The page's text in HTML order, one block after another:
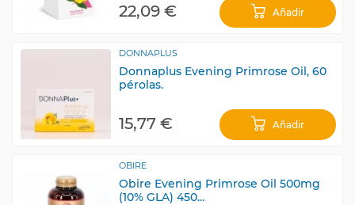
22,09 € Añadir
DONNAPLUS
Donnaplus Evening Primrose Oil, 60
pérolas.
15,77 € Añadir
OBIRE
Obire Evening Primrose Oil 500mg
(10% GLA) 450...